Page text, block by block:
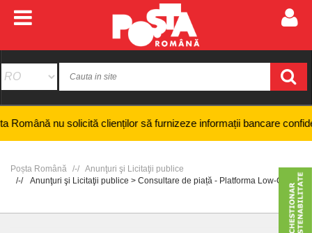
nu solicită clienților să furnizeze informații bancare
Poșta Română
Anunţuri şi Licitaţii publice
Anunţuri şi Licitaţii publice > Consultare de piață - Platforma Low-Code